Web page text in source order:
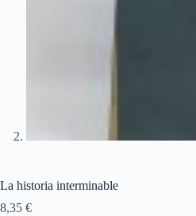
La historia interminable
8,35 €